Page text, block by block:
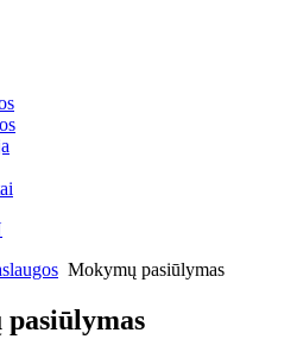
Mokymų pasiūlymas